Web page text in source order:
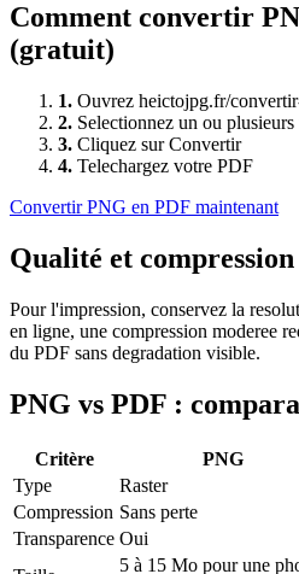
Comment convertir
(gratuit)
1. Ouvrez heictojpg.fr/
2. Selectionnez un ou
3. Cliquez sur Convertir
4. Telechargez votre PDF
ConvertirPNG en PDF maintenant
Qualité et compression
Pour l'impression, conservez la
en ligne, une compression moderee
du PDF sans degradation visible.
PNG vs PDF :
Critère PNG
Type
Raster
Compression Sans perte
Transparence Oui
5 à 15 Mo pour une